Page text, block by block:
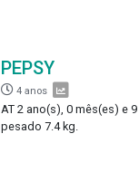
PEPSY
4 anos
AT 2 ano(s), 0 mês(es) e
pesado 7.4 kg.